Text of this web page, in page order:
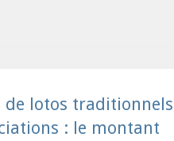
de lotos traditionnels
: le montant